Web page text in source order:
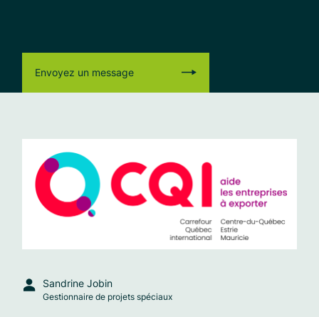
Envoyez un message
Sandrine Jobin
Gestionnaire de projets spéciaux